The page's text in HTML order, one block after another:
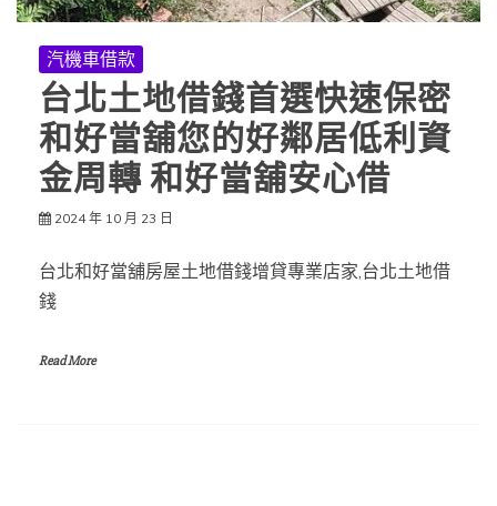
汽機車借款
台北土地借錢首選快速保密
和好當舖您的好鄰居低利資
金周轉 和好當舖安心借
2024 年 10 月 23 日
台北和好當舖房屋土地借錢增貸專業店家,台北土地借
錢
Read More